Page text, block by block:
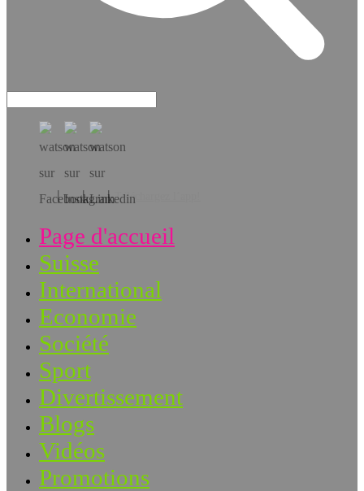
Téléchargez l’app!
Page d'accueil
Suisse
International
Economie
Société
Sport
Divertissement
Blogs
Vidéos
Promotions